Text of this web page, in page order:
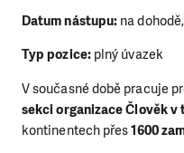
Datum nástupu: na
Typ pozice:plný úvazek
V současné době pracuje
sekci organizace Člověk v
kontinentech přes1600